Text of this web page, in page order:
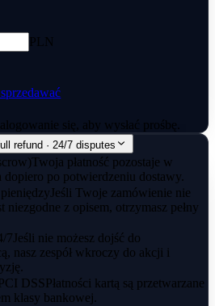
PLN
się, aby wysłać prośbę.
refund · 24/7 disputes
Twoja płatność pozostaje w
dopiero po potwierdzeniu dostawy.
Jeśli Twoje zamówienie nie
niezgodne z opisem, otrzymasz pełny
7Jeśli nie możesz dojść do
nasz zespół wkroczy do akcji i
DSS Płatności kartą są przetwarzane
klasy bankowej.